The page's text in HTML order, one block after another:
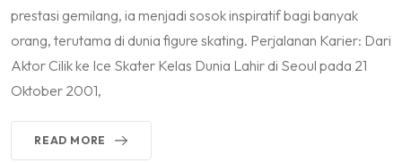
prestasi gemilang, ia menjadi sosok inspiratif bagi banyak
orang, terutama di dunia figure skating. Perjalanan Karier: Dari
Aktor Cilik ke Ice Skater Kelas Dunia Lahir di Seoul pada 21
Oktober 2001,
READ MORE